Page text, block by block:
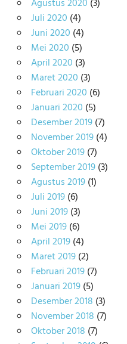
Agustus 2020 (3)
Juli 2020 (4)
Juni 2020 (4)
Mei 2020 (5)
April 2020 (3)
Maret 2020 (3)
Februari 2020 (6)
Januari 2020 (5)
Desember 2019(7)
November 2019(4)
Oktober 2019(7)
September 2019(3)
Agustus 2019(1)
Juli 2019(6)
Juni 2019(3)
Mei 2019(6)
April 2019(4)
Maret 2019(2)
Februari 2019(7)
Januari 2019(5)
Desember 2018 (3)
November 2018 (7)
Oktober 2018 (7)